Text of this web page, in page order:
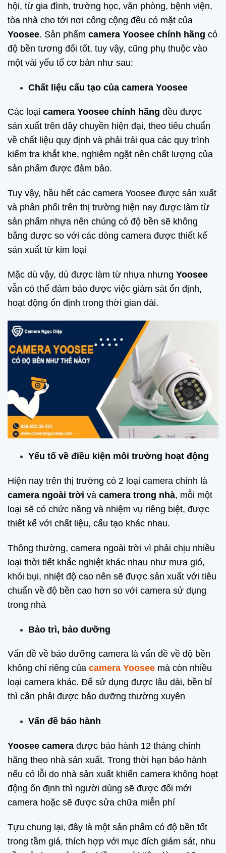
hội, từ gia đình, trường học, văn phòng, bệnh viện,
tòa nhà cho tới nơi công cộng đều có mặt của
Yoosee. Sản phẩm camera Yoosee chính hãng có
độ bền tương đối tốt, tuy vậy, cũng phụ thuộc vào
một vài yếu tố cơ bản như sau:
Chất liệu cấu tạo của camera Yoosee
Các loại camera Yoosee chính hãng đều được
sản xuất trên dây chuyền hiện đại, theo tiêu chuẩn
về chất liệu quy định và phải trải qua các quy trình
kiểm tra khắt khe, nghiêm ngặt nên chất lượng của
sản phẩm được đảm bảo.
Tuy vậy, hầu hết các camera Yoosee được sản xuất
và phân phối trên thị trường hiện nay được làm từ
sản phẩm nhựa nên chúng có độ bền sẽ không
bằng được so với các dòng camera được thiết kế
sản xuất từ kim loại
Mặc dù vậy, dù được làm từ nhựa nhưng Yoosee
vẫn có thể đảm bảo được việc giám sát ổn định,
hoạt động ổn định trong thời gian dài.
Yếu tố về điều kiện môi trường hoạt động
Hiện nay trên thị trường có 2 loại camera chính là
camera ngoài trời và camera trong nhà, mỗi một
loại sẽ có chức năng và nhiệm vụ riêng biệt, được
thiết kế với chất liệu, cấu tạo khác nhau.
Thông thường, camera ngoài trời vì phải chịu nhiều
loại thời tiết khắc nghiệt khác nhau như mưa gió,
khói bụi, nhiệt độ cao nên sẽ được sản xuất với tiêu
chuẩn về độ bền cao hơn so với camera sử dụng
trong nhà
Bảo trì, bảo dưỡng
Vấn đề về bảo dưỡng camera là vấn đề về độ bền
không chỉ riêng của camera Yoosee mà còn nhiều
loại camera khác. Để sử dụng được lâu dài, bền bỉ
thì cần phải được bảo dưỡng thường xuyên
Vấn đề bảo hành
Yoosee camera được bảo hành 12 tháng chính
hãng theo nhà sản xuất. Trong thời hạn bảo hành
nếu có lỗi do nhà sản xuất khiến camera không hoạt
động ổn định thì người dùng sẽ được đổi mới
camera hoặc sẽ được sửa chữa miễn phí
Tựu chung lại, đây là một sản phẩm có độ bền tốt
trong tầm giá, thích hợp với mục đích giám sát, nhu